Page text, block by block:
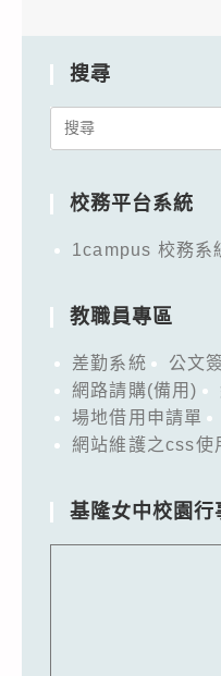
搜尋
Search
校務平台系統
1campus 校務系
教職員專區
差勤系統 公文
網路請購(備用)
場地借用申請單
網站維護之css使
基隆女中校園行